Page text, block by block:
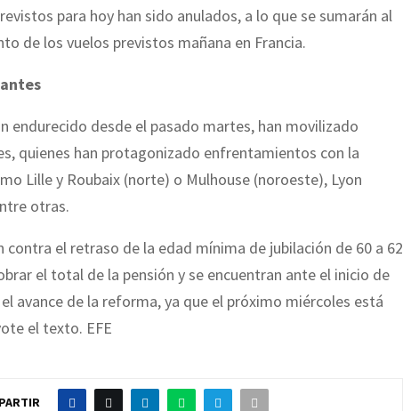
para hoy han sido anulados, a lo que se sumarán al
de los vuelos previstos mañana en Francia.
endurecido desde el pasado martes, han movilizado
quienes han protagonizado enfrentamientos con la
Lille y Roubaix (norte) o Mulhouse (noroeste), Lyon
otras.
el retraso de la edad mínima de jubilación de 60 a 62
el total de la pensión y se encuentran ante el inicio de
avance de la reforma, ya que el próximo miércoles está
el texto. EFE